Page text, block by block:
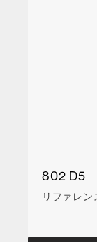
802 D5
リファレ